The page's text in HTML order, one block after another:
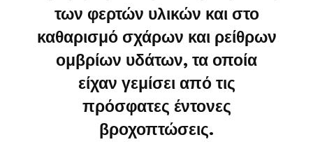
των φερτών υλικών και στο
καθαρισμό σχάρων και ρείθρων
ομβρίων υδάτων, τα οποία
είχαν γεμίσει από τις
πρόσφατες έντονες
βροχοπτώσεις.